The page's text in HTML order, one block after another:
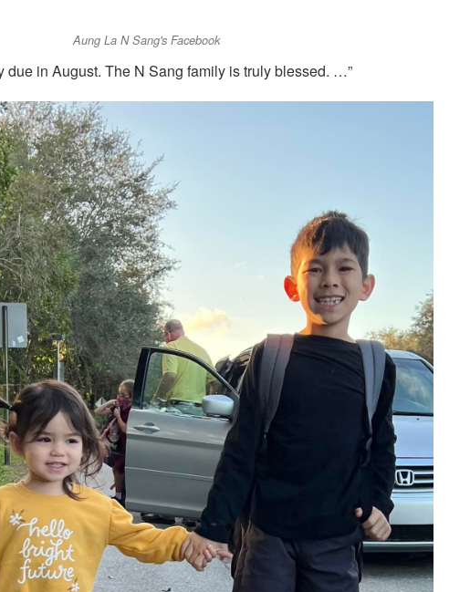
Aung La N Sang's Facebook
due in August. The N Sang family is truly blessed. …”